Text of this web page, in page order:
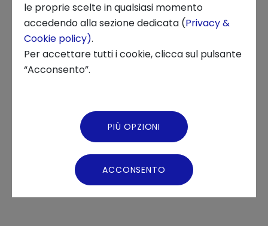
Chi siamo
News ed Eventi
INNOVATION CENTER, TECHSTARS, INNOVATION, STARTUP,
ECOSISTEMI
Le 12 startup finaliste si sono
presentate al pubblico, in un
seguitissimo evento alle OGR
di Torino
le proprie scelte in qualsiasi momento
accedendo alla sezione dedicata (Privacy &
Cookie policy).
Per accettare tutti i cookie, clicca sul pulsante
“Acconsento”.
PIÙ OPZIONI
ACCONSENTO